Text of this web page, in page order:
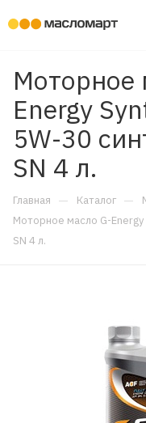
Моторное
Energy
5W-30
SN 4 л.
Главная — Каталог —
Моторное масло G-
SN 4 л.